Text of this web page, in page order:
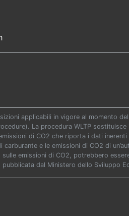
applicabili in vigore al momento
La procedura WLTP
di CO2 che riporta i dati
e le emissioni di CO2 di
emissioni di CO2, potrebbero
dal Ministero dello Sviluppo